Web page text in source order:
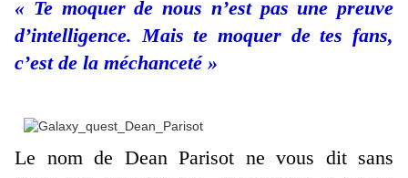
« Te moquer de nous n’est pas une preuve
d’intelligence. Mais te moquer de tes fans,
c’est de la méchanceté »
Le nom de Dean Parisot ne vous dit sans